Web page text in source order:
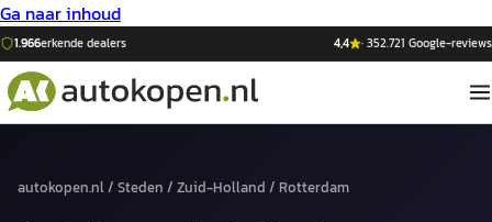
Ga naar inhoud
1.966erkende dealers 4,4 ·352.721 Google-reviews
autokopen.nl/ Steden / Zuid-Holland / Rotterdam